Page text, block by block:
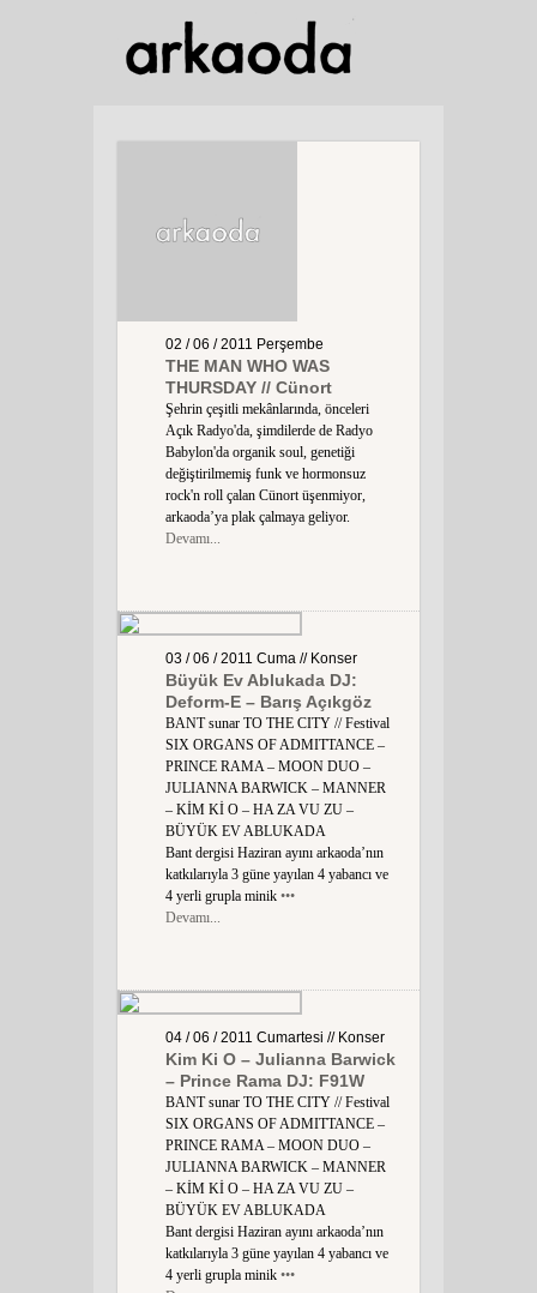
02 / 06 / 2011 Perşembe
THE MAN WHO WAS
THURSDAY // Cünort
Şehrin çeşitli mekânlarında, önceleri
Açık Radyo'da, şimdilerde de Radyo
Babylon'da organik soul, genetiği
değiştirilmemiş funk ve hormonsuz
rock'n roll çalan Cünort üşenmiyor,
arkaoda’ya plak çalmaya geliyor.
Devamı...
03 / 06 / 2011 Cuma // Konser
Büyük Ev Ablukada DJ:
Deform-E – Barış Açıkgöz
BANT sunar TO THE CITY // Festival
SIX ORGANS OF ADMITTANCE –
PRINCE RAMA – MOON DUO –
JULIANNA BARWICK – MANNER
– KİM Kİ O – HA ZA VU ZU –
BÜYÜK EV ABLUKADA
Bant dergisi Haziran ayını arkaoda’nın
katkılarıyla 3 güne yayılan 4 yabancı ve
4 yerli grupla minik •••
Devamı...
04 / 06 / 2011 Cumartesi // Konser
Kim Ki O – Julianna Barwick
– Prince Rama DJ: F91W
BANT sunar TO THE CITY // Festival
SIX ORGANS OF ADMITTANCE –
PRINCE RAMA – MOON DUO –
JULIANNA BARWICK – MANNER
– KİM Kİ O – HA ZA VU ZU –
BÜYÜK EV ABLUKADA
Bant dergisi Haziran ayını arkaoda’nın
katkılarıyla 3 güne yayılan 4 yabancı ve
4 yerli grupla minik •••